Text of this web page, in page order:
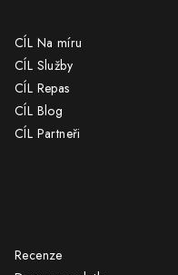
CÍL Na míru
CÍL Služby
CÍL Repas
CÍL Blog
CÍL Partneři
Recenze